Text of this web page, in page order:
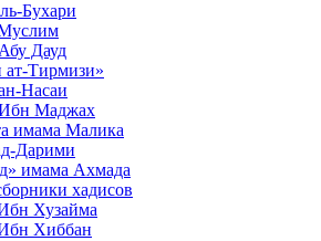
Бухари
Дауд
ат-Тирмизи»
Насаи
Маджах
имама Малика
Дарими
имама Ахмада
хадисов
Хузайма
Хиббан